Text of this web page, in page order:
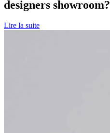
designers showroom?
Lire la suite